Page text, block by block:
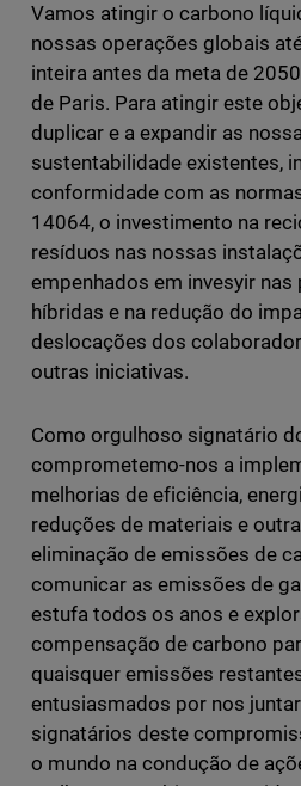
Vamos atingir o carbono
nossas operações globais
inteira antes da meta de
de Paris. Para atingir este
duplicar e a expandir as
sustentabilidade existentes,
conformidade com as normas
14064, o investimento na
resíduos nas nossas
empenhados em invesyir
híbridas e na redução do
deslocações dos
outras iniciativas.
Como orgulhoso signatário
comprometemo-nos a
melhorias de eficiência,
reduções de materiais e
eliminação de emissões de
comunicar as emissões de
estufa todos os anos e
compensação de carbono
quaisquer emissões
entusiasmados por nos
signatários deste
o mundo na condução de